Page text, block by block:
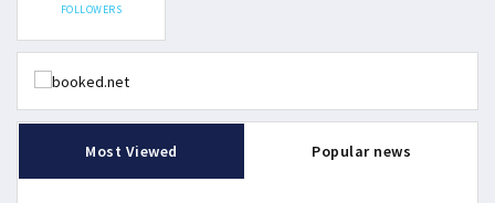
FOLLOWERS
Most Viewed Popular news